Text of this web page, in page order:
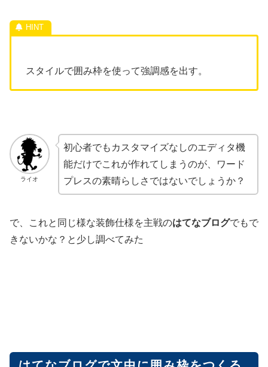
スタイルで囲み枠を使って強調感を出す。
ライオ
初心者でもカスタマイズなしのエディタ機
能だけでこれが作れてしまうのが、ワード
プレスの素晴らしさではないでしょうか？
で、これと同じ様な装飾仕様を主戦のはてなブログでもで
きないかな？と少し調べてみた